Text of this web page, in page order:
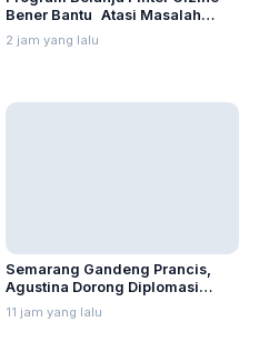
Bener Bantu Atasi Masalah
Stunting di Kudus
2 jam yang lalu
Semarang Gandeng Prancis,
Agustina Dorong Diplomasi
Budaya ke Kancah Global
11 jam yang lalu